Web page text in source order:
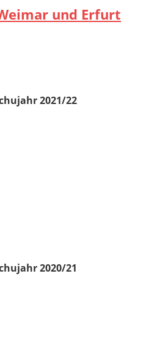
und Erfurt
2021/22
2020/21